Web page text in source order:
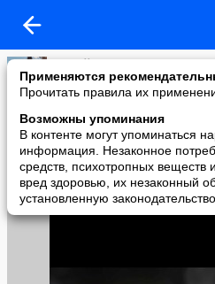
Применяются
Прочитать правила их
Возможны упоминания
В контенте могут упоминаться
информация. Незаконное
средств, психотропных веществ
вред здоровью, их незаконный
установленную
сергей давыдов
added a photo
19 Feb в 22:09